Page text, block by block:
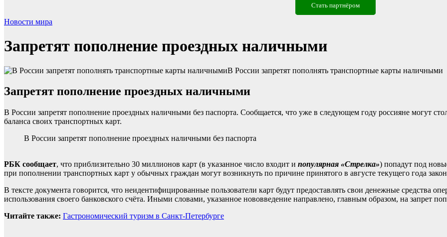
Стать партнёром
Новости мира
Запретят пополнение проездных наличными
В России запретят пополнять транспортные карты наличными
Запретят пополнение проездных наличными
В России запретят пополнение проездных наличными без паспорта. Сообщается, что уже в следующем году россияне могут
баланса своих транспортных карт.
В России запретят пополнение проездных наличными без паспорта
РБК сообщает, что приблизительно 30 миллионов карт (в указанное число входит и популярная «Стрелка») попадут под
при пополнении транспортных карт у обычных граждан могут возникнуть по причине принятого в августе текущего года
В тексте документа говорится, что неидентифицированные пользователи карт будут предоставлять свои денежные средства
использования своего банковского счёта. Иными словами, указанное нововведение направлено, главным образом, на запрет
Читайте также: Гастрономический туризм в Санкт-Петербурге